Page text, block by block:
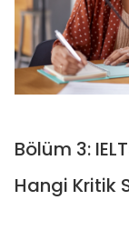
Bölüm 3:
Hangi Kritik